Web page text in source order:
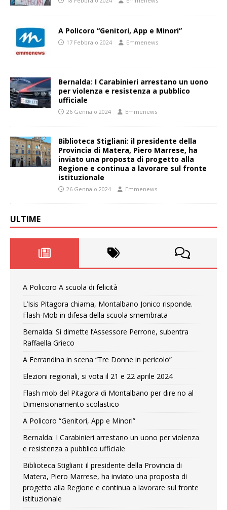
A Policoro “Genitori, App e Minori”
17 Febbraio 2024 Emmenews
Bernalda: I Carabinieri arrestano un uono
per violenza e resistenza a pubblico
ufficiale
26 Gennaio 2024 Emmenews
Biblioteca Stigliani: il presidente della
Provincia di Matera, Piero Marrese, ha
inviato una proposta di progetto alla
Regione e continua a lavorare sul fronte
istituzionale
26 Gennaio 2024 Emmenews
ULTIME
A Policoro A scuola di felicità
L’Isis Pitagora chiama, Montalbano Jonico risponde.
Flash-Mob in difesa della scuola smembrata
Bernalda: Si dimette l’Assessore Perrone, subentra
Raffaella Grieco
A Ferrandina in scena “Tre Donne in pericolo”
Elezioni regionali, si vota il 21 e 22 aprile 2024
Flash mob del Pitagora di Montalbano per dire no al
Dimensionamento scolastico
A Policoro “Genitori, App e Minori”
Bernalda: I Carabinieri arrestano un uono per violenza
e resistenza a pubblico ufficiale
Biblioteca Stigliani: il presidente della Provincia di
Matera, Piero Marrese, ha inviato una proposta di
progetto alla Regione e continua a lavorare sul fronte
istituzionale